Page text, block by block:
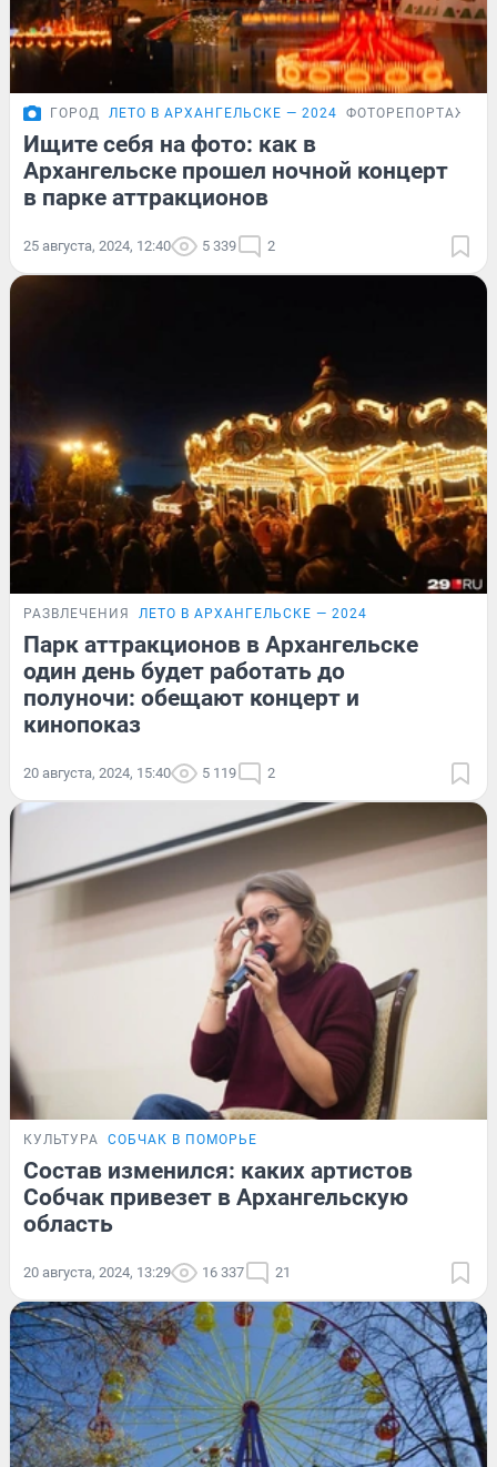
ГОРОД ЛЕТО В АРХАНГЕЛЬСКЕ — 2024 ФОТОРЕПОРТАЖ
Ищите себя на фото: как в
Архангельске прошел ночной концерт
в парке аттракционов
25 августа, 2024, 12:40 5 339 2
РАЗВЛЕЧЕНИЯ ЛЕТО В АРХАНГЕЛЬСКЕ — 2024
Парк аттракционов в Архангельске
один день будет работать до
полуночи: обещают концерт и
кинопоказ
20 августа, 2024, 15:40 5 119 2
КУЛЬТУРА СОБЧАК В ПОМОРЬЕ
Состав изменился: каких артистов
Собчак привезет в Архангельскую
область
20 августа, 2024, 13:29 16 337 21